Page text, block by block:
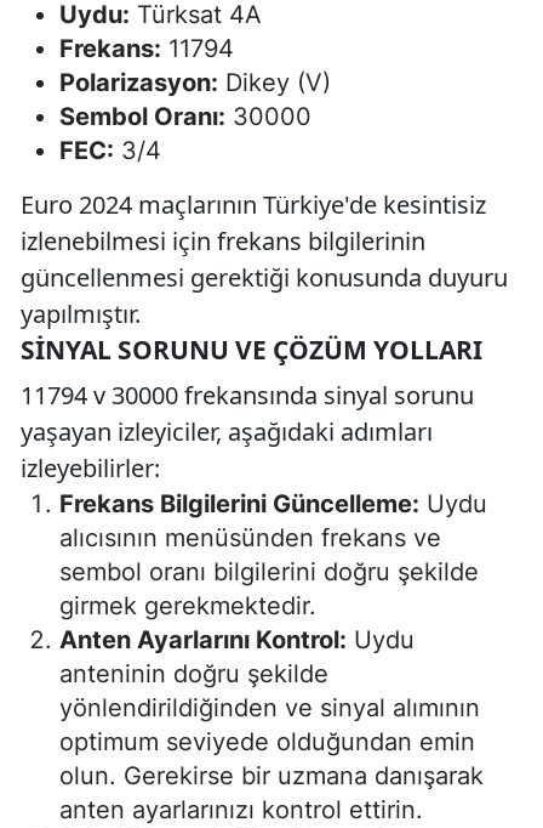
Uydu: Türksat 4A
Frekans: 11794
Polarizasyon: Dikey (V)
Sembol Oranı: 30000
FEC: 3/4
Euro 2024 maçlarının Türkiye'de kesintisiz
izlenebilmesi için frekans bilgilerinin
güncellenmesi gerektiği konusunda duyuru
yapılmıştır.
SINYAL SORUNU VE ÇÖZÜM YOLLARI
11794 v 30000 frekansında sinyal sorunu
yaşayan izleyiciler, aşağıdaki adımları
izleyebilirler:
Frekans Bilgilerini Güncelleme: Uydu
alıcısının menüsünden frekans ve
sembol oranı bilgilerini doğru şekilde
girmek gerekmektedir.
Anten Ayarlarını Kontrol: Uydu
anteninin doğru şekilde
yönlendirildiğinden ve sinyal alımının
optimum seviyede olduğundan emin
olun. Gerekirse bir uzmana danışarak
anten ayarlarınızı kontrol ettirin.